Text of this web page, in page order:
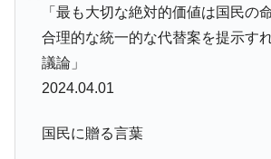
「最も大切な絶対的価値は国民
合理的な統一的な代替案を提示す
議論」
2024.04.01
国民に贈る言葉